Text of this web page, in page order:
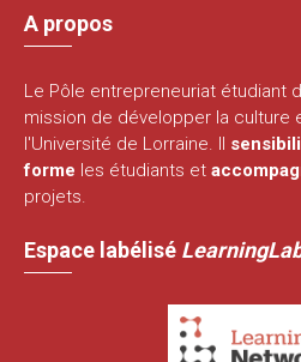
A propos
Le Pôle entrepreneuriat étudiant
mission de développer la culture
l'Université de Lorraine. Il
forme les étudiants et
projets.
Espace labélisé